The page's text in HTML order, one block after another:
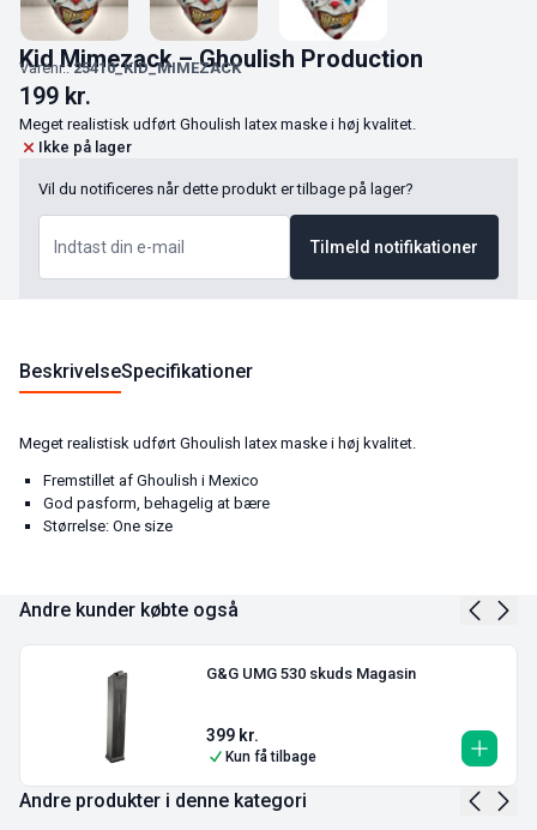
Kid Mimezack – Ghoulish Production
Varenr.:25410_KID_MIMEZACK
199 kr.
Meget realistisk udført Ghoulish latex maske i høj kvalitet.
Ikke på lager
Vil du notificeres når dette produkt er tilbage på lager?
Tilmeld notifikationer
BeskrivelseSpecifikationer
Meget realistisk udført Ghoulish latex maske i høj kvalitet.
Fremstillet af Ghoulish i Mexico
God pasform, behagelig at bære
Størrelse: One size
Andre kunder købte også
G&G UMG 530 skuds Magasin
399 kr.
Kun få tilbage
Andre produkter i denne kategori